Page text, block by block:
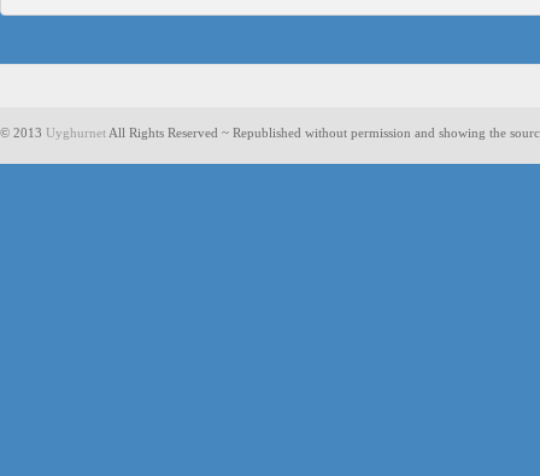
© 2013 Uyghurnet All Rights Reserved ~ Republished without permission and showing the